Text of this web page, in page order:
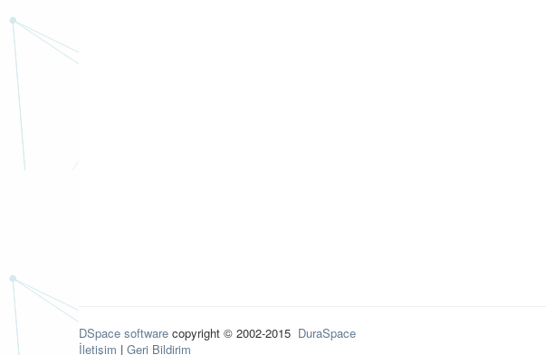
DSpace software copyright © 2002-2015 DuraSpace
İletişim | Geri Bildirim